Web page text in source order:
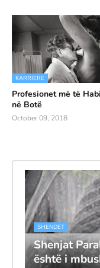
KARRIERE
Profesionet më të
në Botë
October 09, 2018
SHENDET
Shenjat
është i